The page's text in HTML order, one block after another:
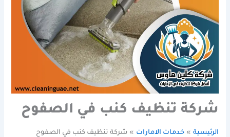
شركة تنظيف كنب في الصفوح
الرئيسية خدمات الامارات شركة تنظيف كنب في الصفوح